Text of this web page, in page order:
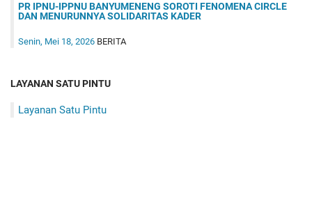
PR IPNU-IPPNU BANYUMENENG SOROTI FENOMENA CIRCLE
DAN MENURUNNYA SOLIDARITAS KADER
Senin, Mei 18, 2026 BERITA
LAYANAN SATU PINTU
Layanan Satu Pintu